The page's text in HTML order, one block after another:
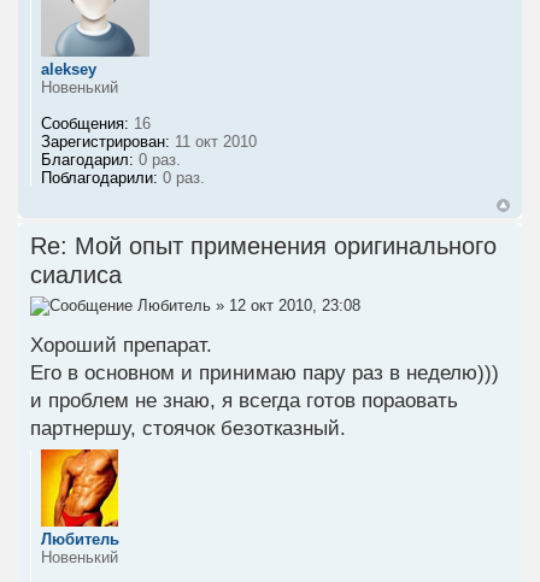
aleksey
Новенький
Сообщения: 16
Зарегистрирован: 11 окт 2010
Благодарил: 0 раз.
Поблагодарили: 0 раз.
Re: Мой опыт применения оригинального
сиалиса
Любитель » 12 окт 2010, 23:08
Хороший препарат.
Его в основном и принимаю пару раз в неделю)))
и проблем не знаю, я всегда готов пораовать
партнершу, стоячок безотказный.
Любитель
Новенький